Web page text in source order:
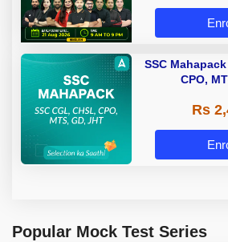
Classes
SSC
CPO,
Rs
Popular Mock Test Series